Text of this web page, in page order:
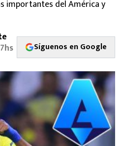
importantes del América y
Síguenos en Google